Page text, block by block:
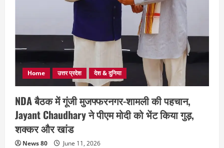
Home उत्तर प्रदेश देश & दुनिया
NDA बैठक में गूंजी मुजफ्फरनगर-शामली की पहचान,
Jayant Chaudhary ने पीएम मोदी को भेंट किया गुड़,
शक्कर और खांड
News 80 June 11, 2026